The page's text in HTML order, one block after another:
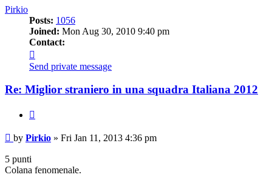
Pirkio
Posts: 1056
Joined: Mon Aug 30, 2010 9:40 pm
Contact:
Pirkio
Send private message
Re: Miglior straniero in una squadra Italiana 2012
Post
by Pirkio » Fri Jan 11, 2013 4:36 pm
5 punti
Colana fenomenale.